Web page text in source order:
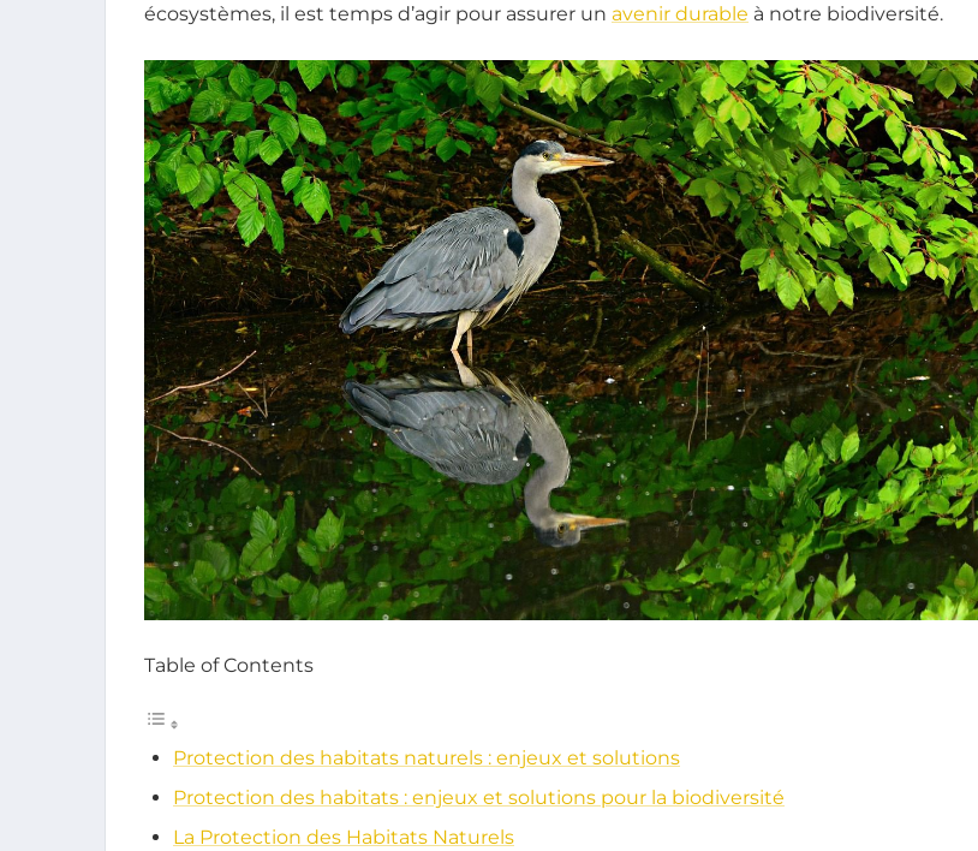
écosystèmes, il est temps d’agir pour assurer un avenir durable à notre biodiversité.
Table of Contents
Protection des habitats naturels : enjeux et solutions
Protection des habitats : enjeux et solutions pour la biodiversité
La Protection des Habitats Naturels